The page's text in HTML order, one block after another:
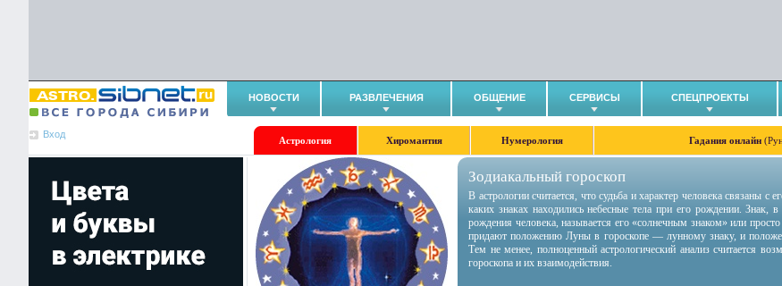
НОВОСТИ РАЗВЛЕЧЕНИЯ ОБЩЕНИЕ СЕРВИСЫ СПЕЦПРОЕКТЫ
Вход
Астрология Хиромантия Нумерология Гадания онлайн
Зодиакальный гороскоп
В астрологии считается, что судьба и характер человека связаны
каких знаках находились небесные тела при его рождении. Знак,
рождения человека, называется его «солнечным знаком» или
придают положению Луны в гороскопе — лунному знаку, и
Тем не менее, полноценный астрологический анализ считается
гороскопа и их взаимодействия.